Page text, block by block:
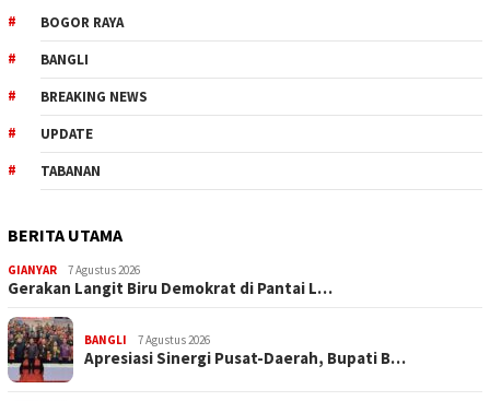
BOGOR RAYA
BANGLI
BREAKING NEWS
UPDATE
TABANAN
BERITA UTAMA
GIANYAR 7 Agustus 2026
Gerakan Langit Biru Demokrat di Pantai L…
BANGLI 7 Agustus 2026
Apresiasi Sinergi Pusat-Daerah, Bupati B…